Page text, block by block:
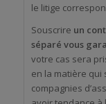
le litige
Souscrire un
séparé vous
votre cas sera
en la matière
compagnies